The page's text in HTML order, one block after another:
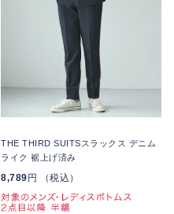
THE THIRD SUITSスラックス デニム
ライク 裾上げ済み
8,789 円 （税込）